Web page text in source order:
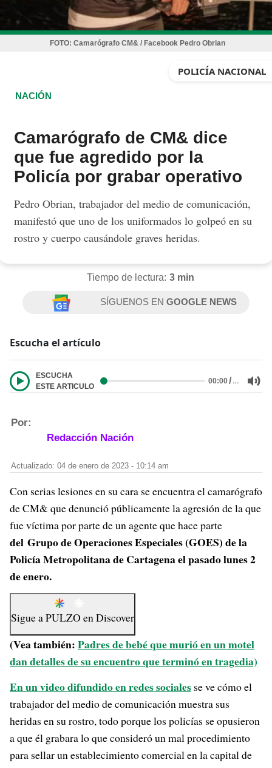
FOTO: Camarógrafo CM& / Facebook Pedro Obrian
POLICÍA NACIONAL
NACIÓN
Camarógrafo de CM& dice
que fue agredido por la
Policía por grabar operativo
Pedro Obrian, trabajador del medio de comunicación,
manifestó que uno de los uniformados lo golpeó en su
rostro y cuerpo causándole graves heridas.
Tiempo de lectura: 3 min
SÍGUENOS ENGOOGLE NEWS
Escucha el artículo
ESCUCHA
ESTE ARTICULO
00:00/…
Por:
Redacción Nación
Actualizado: 04 de enero de 2023 - 10:14 am
Con serias lesiones en su cara se encuentra el camarógrafo
de CM& que denunció públicamente la agresión de la que
fue víctima por parte de un agente que hace parte
del Grupo de Operaciones Especiales (GOES) de la
Policía Metropolitana de Cartagena el pasado lunes 2
de enero.
Sigue aPULZO enDiscover
(Vea también:Padres de bebé que murió en un motel
dan detalles de su encuentro que terminó en tragedia)
En un video difundido en redes sociales se ve cómo el
trabajador del medio de comunicación muestra sus
heridas en su rostro, todo porque los policías se opusieron
a que él grabara lo que consideró un mal procedimiento
para sellar un establecimiento comercial en la capital de